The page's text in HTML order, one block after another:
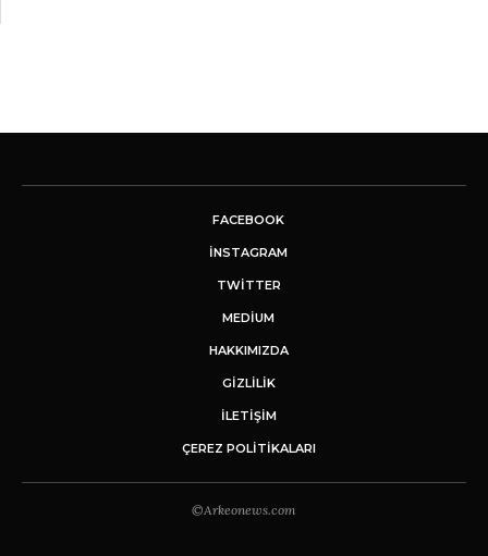
FACEBOOK
INSTAGRAM
TWITTER
MEDIUM
HAKKIMIZDA
GİZLİLİK
İLETIŞIM
ÇEREZ POLITIKALARI
©Arkeonews.com